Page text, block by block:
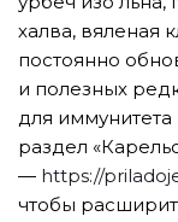
халва, вяленая
постоянно
и полезных
для иммунитета
раздел
— https://
чтобы